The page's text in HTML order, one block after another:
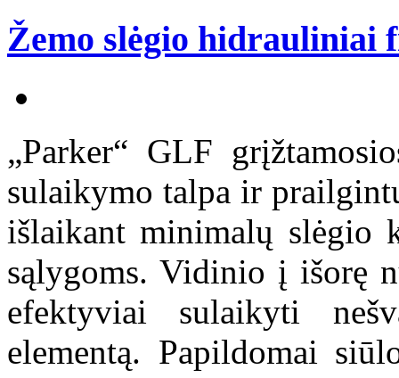
Žemo slėgio hidrauliniai
„Parker“ GLF
sulaikymo talpa ir
išlaikant minimalų slėgio
sąlygoms. Vidinio į išorę
efektyviai sulaikyti
elementą. Papildomai